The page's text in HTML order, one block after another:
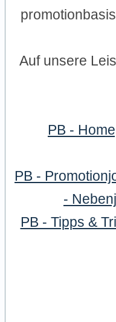
Auf unsere
PB -
PB -
-
PB - Tipps &